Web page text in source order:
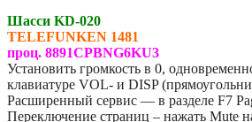
Шасси KD-020
TELEFUNKEN 1481
проц. 8891CPBNG6KU3
Установить громкость в 0,
клавиатуре VOL- и DISP
Расширенный сервис — в разделе F7
Переключение страниц – нажать Mute